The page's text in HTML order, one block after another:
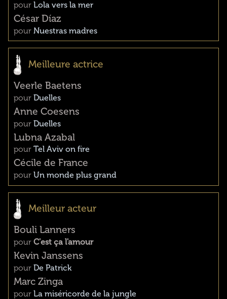
pour Lola vers la mer
César Díaz
pour Nuestras madres
Meilleure actrice
Veerle Baetens
pour Duelles
Anne Coesens
pour Duelles
Lubna Azabal
pour Tel Aviv on fire
Cécile de France
pour Un monde plus grand
Meilleur acteur
Bouli Lanners
pour C'est ça l'amour
Kevin Janssens
pour De Patrick
Marc Zinga
pour La miséricorde de la jungle